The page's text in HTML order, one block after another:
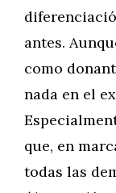
antes.
como
nada en el
que, en
todas las